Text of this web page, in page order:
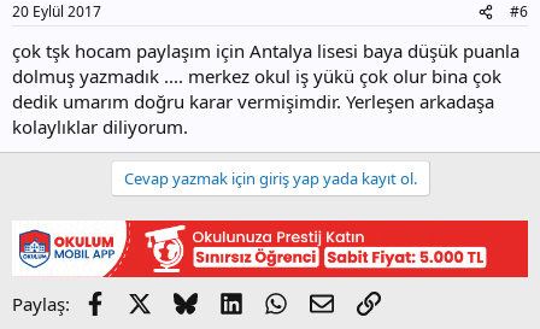
20 Eylül 2017 #6
çok tşk hocam paylaşım için Antalya lisesi baya düşük puanla
dolmuş yazmadık .... merkez okul iş yükü çok olur bina çok
dedik umarım doğru karar vermişimdir. Yerleşen arkadaşa
kolaylıklar diliyorum.
Cevap yazmak için giriş yap yada kayıt ol.
Paylaş: Facebook BlueskyLinkedInWhatsApp
E-postaLink